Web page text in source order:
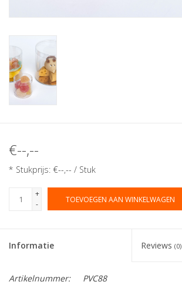
Catalogus: luxe dozen
€--,--
* Stukprijs: €--,-- / Stuk
+
-
TOEVOEGEN AAN WINKELWAGEN
Informatie Reviews (0)
Artikelnummer:
PVC88